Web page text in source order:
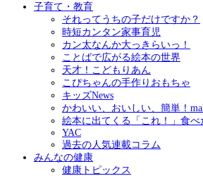
子育て・教育
それってうちの子だけですか？
時短カンタン家事育児
カン太なんか大っきらいっ！
ことばで広がる絵本の世界
天才！こどもりあん
こぴちゃんの手作りおもちゃ
キッズNews
かわいい、おいしい、簡単！
絵本に出てくる「これ！」食べ
YAC
過去の人気連載コラム
みんなの健康
健康トピックス